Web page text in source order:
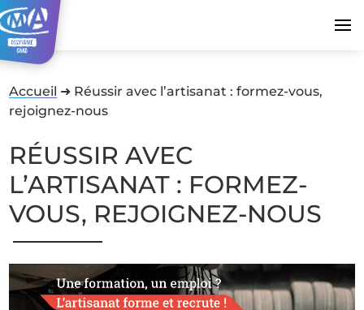
Accueil ➜ Réussir avec l’artisanat : formez-vous,
rejoignez-nous
RÉUSSIR AVEC
L’ARTISANAT : FORMEZ-
VOUS, REJOIGNEZ-NOUS